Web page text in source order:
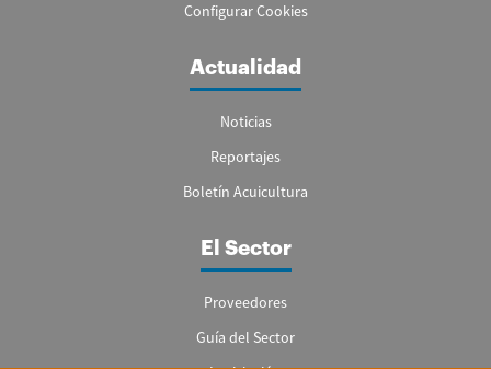
Configurar Cookies
Actualidad
Noticias
Reportajes
Boletín Acuicultura
El Sector
Proveedores
Guía del Sector